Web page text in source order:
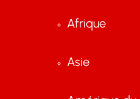
Afrique
Asie